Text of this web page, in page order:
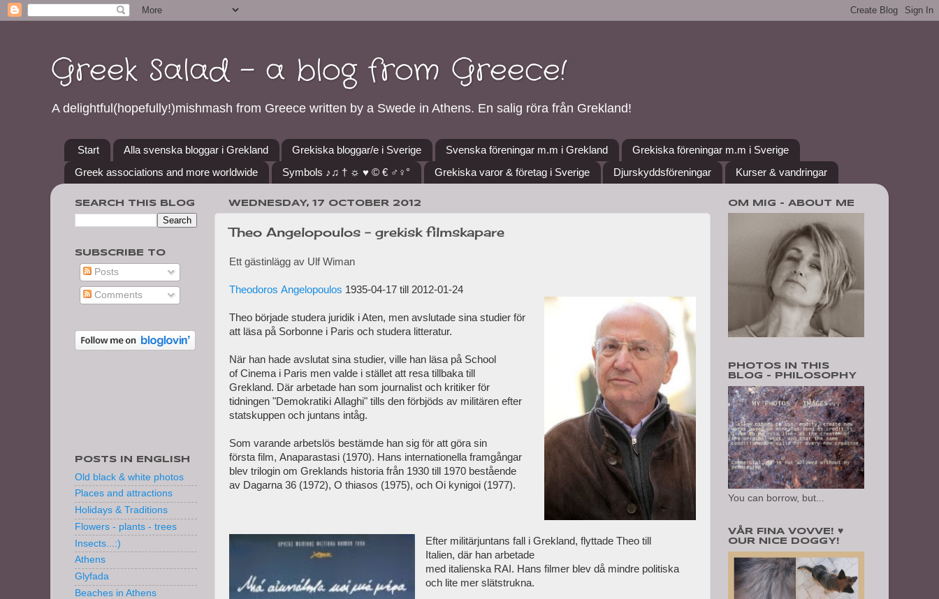
Greek Salad - a blog from Greece!
A delightful(hopefully!)mishmash from Greece written by a Swede in Athens. En salig röra från Grekland!
Start Alla svenska bloggar i Grekland Grekiska bloggar/e i Sverige Svenska föreningar m.m i Grekland
Grekiska föreningar m.m i Sverige
Greek associations and more worldwide
Symbols ♪♫ † ☼ ♥ © € ♂♀° Grekiska varor & företag i Sverige Djurskyddsföreningar Kurser & vandringar
WEDNESDAY, 17 OCTOBER 2012
Theo Angelopoulos - grekisk filmskapare
Ett gästinlägg av Ulf Wiman
Theodoros Angelopoulos 1935-04-17 till 2012-01-24
Theo började studera juridik i Aten, men avslutade sina studier för
att läsa på Sorbonne i Paris och studera litteratur.
När han hade avslutat sina studier, ville han läsa på School
of Cinema i Paris men valde i stället att resa tillbaka till
Grekland. Där arbetade han som journalist och kritiker för
tidningen "Demokratiki Allaghi" tills den förbjöds av militären efter
statskuppen och juntans intåg.
Som varande arbetslös bestämde han sig för att göra sin
första film, Anaparastasi (1970). Hans internationella framgångar
blev trilogin om Greklands historia från 1930 till 1970 bestående
av Dagarna 36 (1972), O thiasos (1975), och Oi kynigoi (1977).
Efter militärjuntans fall i Grekland, flyttade Theo till
Italien, där han arbetade
meditalienska RAI. Hans filmer blev då mindre politiska
och lite mer slätstrukna.
SEARCH THIS BLOG
SUBSCRIBE TO
Posts
Comments
POSTS IN ENGLISH
Old black & white photos
Places and attractions
Holidays & Traditions
Flowers - plants - trees
Insects...:)
Athens
Glyfada
Beaches in Athens
OM MIG - ABOUT ME
PHOTOS IN THIS
BLOG - PHILOSOPHY
You can borrow, but...
VÅR FINA VOVVE! ♥
OUR NICE DOGGY!